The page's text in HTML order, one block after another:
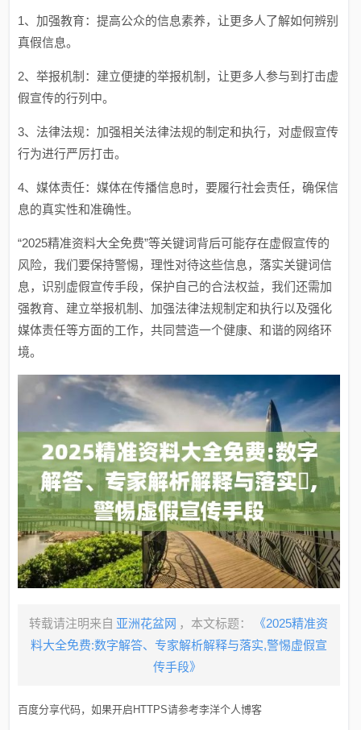
1、加强教育：提高公众的信息素养，让更多人了解如何辨别
真假信息。
2、举报机制：建立便捷的举报机制，让更多人参与到打击虚
假宣传的行列中。
3、法律法规：加强相关法律法规的制定和执行，对虚假宣传
行为进行严厉打击。
4、媒体责任：媒体在传播信息时，要履行社会责任，确保信
息的真实性和准确性。
“2025精准资料大全免费”等关键词背后可能存在虚假宣传的
风险，我们要保持警惕，理性对待这些信息，落实关键词信
息，识别虚假宣传手段，保护自己的合法权益，我们还需加
强教育、建立举报机制、加强法律法规制定和执行以及强化
媒体责任等方面的工作，共同营造一个健康、和谐的网络环
境。
转载请注明来自 亚洲花盆网 ，本文标题：
《2025精准资
料大全免费:数字解答、专家解析解释与落实​,警惕虚假宣
传手段》
百度分享代码，如果开启HTTPS请参考李洋个人博客